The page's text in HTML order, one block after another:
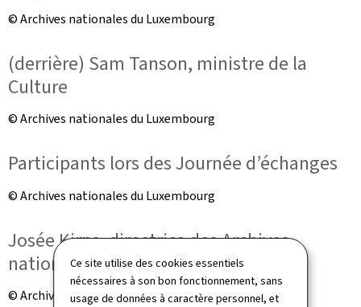
Ce site utilise des cookies essentiels
nécessaires à son bon fonctionnement, sans
usage de données à caractère personnel, et
© Archives nationales du Luxembourg
(derrière) Sam Tanson, ministre de la
Culture
© Archives nationales du Luxembourg
Participants lors des Journée d’échanges
© Archives nationales du Luxembourg
Josée Kirps, directrice des Archives
nationales du Luxembourg
© Archives nationales du Luxembourg